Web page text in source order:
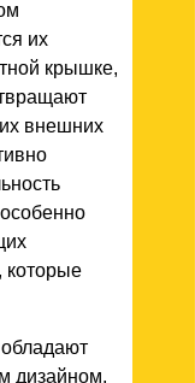
их
крышке,
внешних
которые
дизайном,